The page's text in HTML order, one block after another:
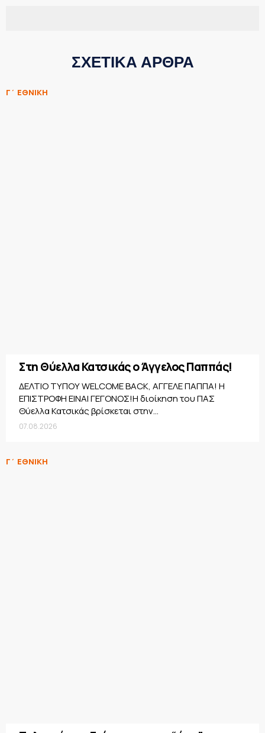
ΣΧΕΤΙΚΑ ΑΡΘΡΑ
Γ΄ ΕΘΝΙΚΗ
Στη Θύελλα Κατσικάς ο Άγγελος Παππάς!
ΔΕΛΤΙΟ ΤΥΠΟΥ WELCOME BACK, ΑΓΓΕΛΕ ΠΑΠΠΑ! Η
ΕΠΙΣΤΡΟΦΗ ΕΙΝΑΙ ΓΕΓΟΝΟΣ!Η διοίκηση του ΠΑΣ
Θύελλα Κατσικάς βρίσκεται στην...
07.08.2026
Γ΄ ΕΘΝΙΚΗ